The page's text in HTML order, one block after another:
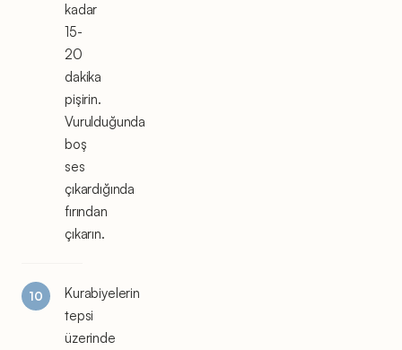
kadar
15-
20
dakika
pişirin.
Vurulduğunda
boş
ses
çıkardığında
fırından
çıkarın.
Kurabiyelerin
tepsi
üzerinde